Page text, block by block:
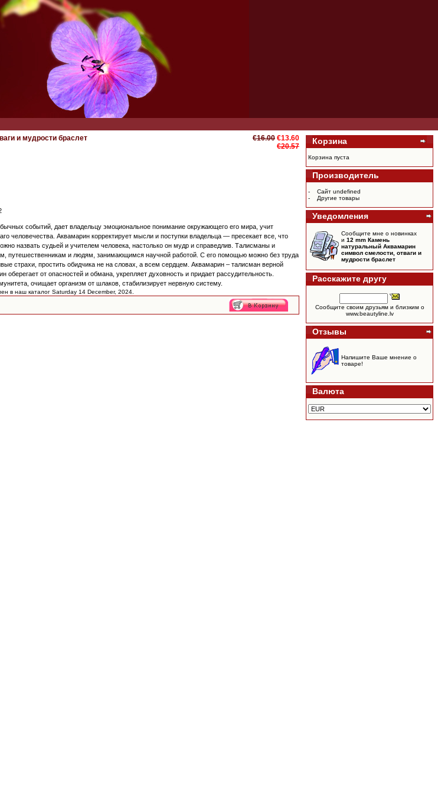
и мудрости браслет €16.00 €13.60
€20.57
событий, дает владельцу эмоциональное понимание окружающего его мира, учит
человечества. Аквамарин корректирует мысли и поступки владельца — пресекает все, что
назвать судьей и учителем человека, настолько он мудр и справедлив. Талисманы и
путешественникам и людям, занимающимся научной работой. С его помощью можно без труда
страхи, простить обидчика не на словах, а всем сердцем. Аквамарин – талисман верной
от опасностей и обмана, укрепляет духовность и придает рассудительность.
очищает организм от шлаков, стабилизирует нервную систему.
в наш каталог Saturday 14 December, 2024.
Корзина
Корзина пуста
Производитель
-
Сайт undefined
-
Другие товары
Уведомления
Сообщите мне о новинках
и 12 mm Камень
натуральный Аквамарин
символ смелости, отваги и
мудрости браслет
Расскажите другу
Сообщите своим друзьям и близким о
www.beautyline.lv
Отзывы
Напишите Ваше мнение о
товаре!
Валюта